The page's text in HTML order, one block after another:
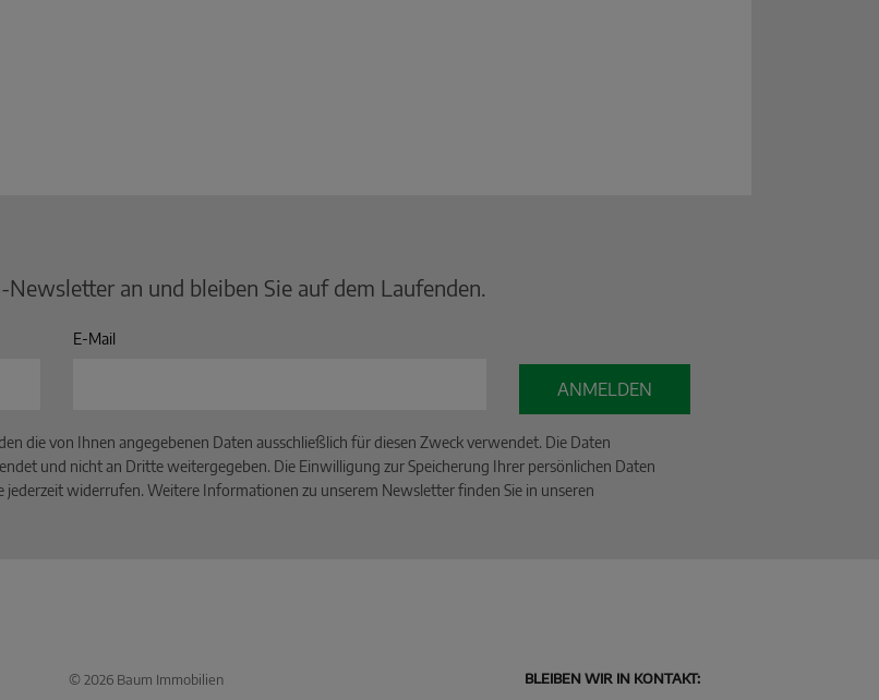
an und bleiben Sie auf dem Laufenden.
E-Mail
ANMELDEN
die von Ihnen angegebenen Daten ausschließlich für diesen Zweck verwendet. Die Daten
und nicht an Dritte weitergegeben. Die Einwilligung zur Speicherung Ihrer persönlichen Daten
widerrufen. Weitere Informationen zu unserem Newsletter finden Sie in unseren
© 2026 Baum Immobilien BLEIBEN WIR IN KONTAKT: